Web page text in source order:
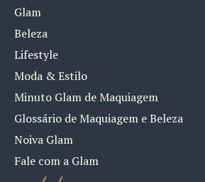
Glam
Beleza
Lifestyle
Moda & Estilo
Minuto Glam de Maquiagem
Glossário de Maquiagem e Beleza
Noiva Glam
Fale com a Glam